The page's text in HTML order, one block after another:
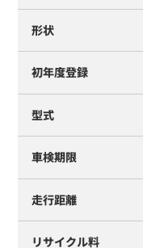
形状
初年度登録
型式
車検期限
走行距離
リサイクル料